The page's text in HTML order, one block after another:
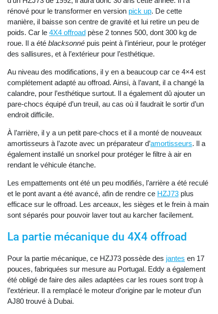
rénové pour le transformer en version pick up. De cette
manière, il baisse son centre de gravité et lui retire un peu de
poids. Car le 4X4 offroad pèse 2 tonnes 500, dont 300 kg de
roue. Il a été blacksonné puis peint à l’intérieur, pour le protéger
des sallisures, et à l’extérieur pour l’esthétique.
Au niveau des modifications, il y en a beaucoup car ce 4×4 est
complétement adapté au offroad. Ainsi, à l’avant, il a changé la
calandre, pour l’esthétique surtout. Il a également dû ajouter un
pare-chocs équipé d’un treuil, au cas où il faudrait le sortir d’un
endroit difficile.
À l’arrière, il y a un petit pare-chocs et il a monté de nouveaux
amortisseurs à l’azote avec un préparateur d’amortisseurs. Il a
également installé un snorkel pour protéger le filtre à air en
rendant le véhicule étanche.
Les empattements ont été un peu modifiés, l’arrière a été reculé
et le pont avant a été avancé, afin de rendre ce HZJ73 plus
efficace sur le offroad. Les arceaux, les sièges et le frein à main
sont séparés pour pouvoir laver tout au karcher facilement.
La partie mécanique du 4X4 offroad
Pour la partie mécanique, ce HZJ73 possède des jantes en 17
pouces, fabriquées sur mesure au Portugal. Eddy a également
été obligé de faire des ailes adaptées car les roues sont trop à
l’extérieur. Il a remplacé le moteur d’origine par le moteur d’un
AJ80 trouvé à Dubai.